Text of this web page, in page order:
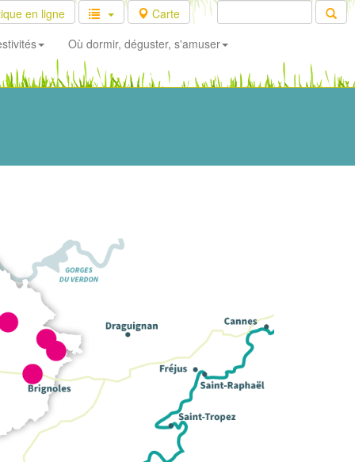
en ligne
Carte
Où dormir, déguster, s'amuser